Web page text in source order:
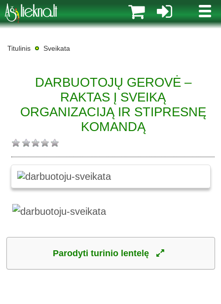
MENIU
Titulinis Sveikata
DARBUOTOJŲ GEROVĖ –
RAKTAS Į SVEIKĄ
ORGANIZACIJĄ IR STIPRESNĘ
KOMANDĄ
Parodyti turinio lentelę